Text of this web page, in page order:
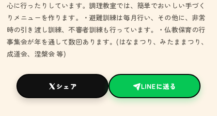
心に行ったりしています。調理教室では、簡単でおいしい手づく
りメニューを作ります。・避難訓練は毎月行い、その他に、非常
時の引き渡し訓練、不審者訓練も行っています。・仏教保育の行
事集会が年を通して数回あります。(はなまつり、みたままつり、
成道会、涅槃会 等)
シェア LINEに送る